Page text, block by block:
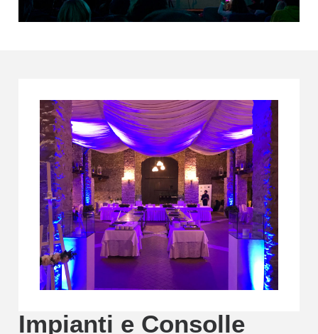
Impianti e Consolle